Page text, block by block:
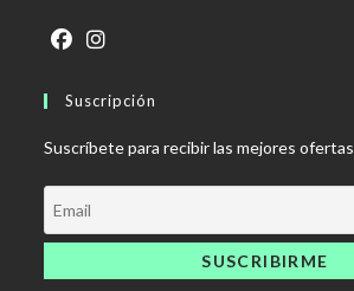
abre
una
nueva
pestaña
abre
una
nueva
pestaña
Suscripción
Suscríbete para recibir las mejores ofertas